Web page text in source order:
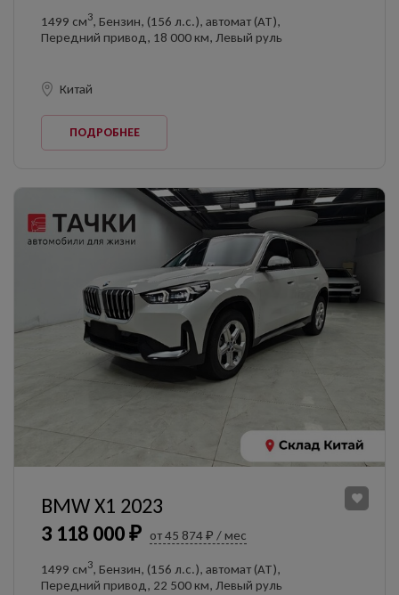
1499 см3, Бензин, (156 л.с.), автомат (AT),
Передний привод, 18 000 км, Левый руль
Китай
ПОДРОБНЕЕ
3 118 000 ₽ от 45 874 ₽ / мес
BMW X1 2023
1499 см3, Бензин, (156 л.с.), автомат (AT),
Передний привод, 22 500 км, Левый руль